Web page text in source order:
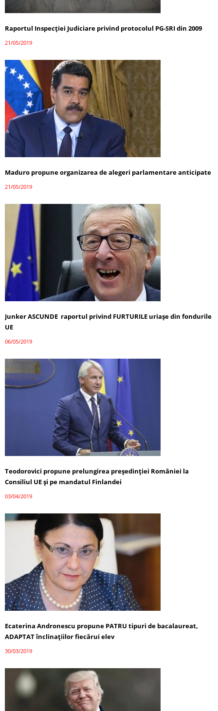
Raportul Inspecţiei Judiciare privind protocolul PG-SRI din 2009
21/05/2019
Maduro propune organizarea de alegeri parlamentare anticipate
21/05/2019
Junker ASCUNDE raportul privind FURTURILE uriașe din fondurile
UE
06/05/2019
Teodorovici propune prelungirea președinției României la
Consiliul UE și pe mandatul Finlandei
03/04/2019
Ecaterina Andronescu propune PATRU tipuri de bacalaureat,
ADAPTAT înclinațiilor fiecărui elev
30/03/2019